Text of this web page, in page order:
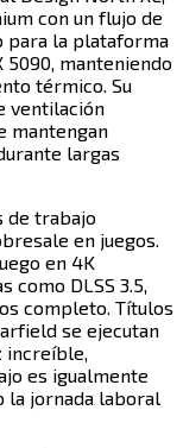
con un flujo de
para la plataforma
5090, manteniendo
térmico. Su
ventilación
mantengan
largas
de trabajo
en juegos.
en 4K
DLSS 3.5,
completo. Títulos
se ejecutan
increíble,
es igualmente
la jornada laboral